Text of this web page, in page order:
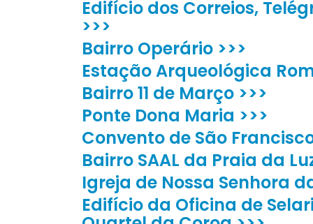
Edifício dos Correios,
>>>
Bairro Operário >>>
Estação Arqueológica
Bairro 11 de Março >>>
Ponte Dona Maria >>>
Convento de São
Bairro SAAL da Praia da
Igreja de Nossa Senhora
Edifício da Oficina de